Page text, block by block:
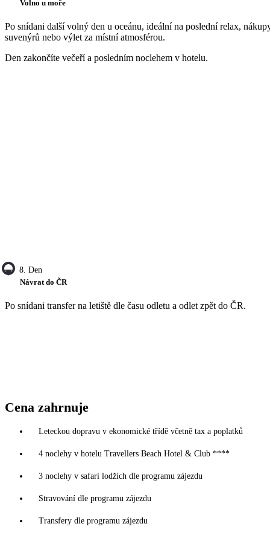
Volno u moře
Po snídani další volný den u oceánu, ideální na poslední relax,
suvenýrů nebo výlet za místní atmosférou.
Den zakončíte večeří a posledním noclehem v hotelu.
8. Den
Návrat do ČR
Po snídani transfer na letiště dle času odletu a odlet zpět do ČR.
Cena zahrnuje
Leteckou dopravu v ekonomické třídě včetně tax a poplatků
4 noclehy v hotelu Travellers Beach Hotel & Club ****
3 noclehy v safari lodžích dle programu zájezdu
Stravování dle programu zájezdu
Transfery dle programu zájezdu